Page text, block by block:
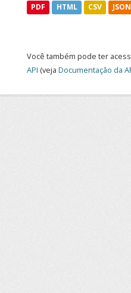
PDF HTML CSV JSON
Você também pode ter
API (veja Documentação da